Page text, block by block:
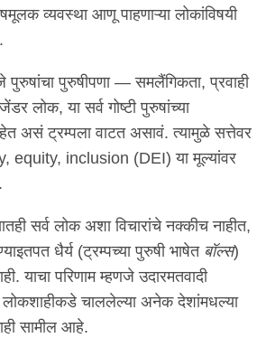
व्यवस्था आणू पाहणाऱ्या लोकांविषयी
पुरुषांचा पुरुषीपणा — समलैंगिकता, प्रवाही
लोक, या सर्व गोष्टी पुरुषांच्या
असं ट्रम्पला वाटत असावं. त्यामुळे सत्तेवर
equity, inclusion (DEI) या मूल्यांवर
सर्व लोक अशा विचारांचे नक्कीच नाहीत,
धैर्य (ट्रम्पच्या पुरुषी भाषेत बॉल्स)
याचा परिणाम म्हणजे उदारमतवादी
चाललेल्या अनेक देशांमधल्या
सामील आहे.